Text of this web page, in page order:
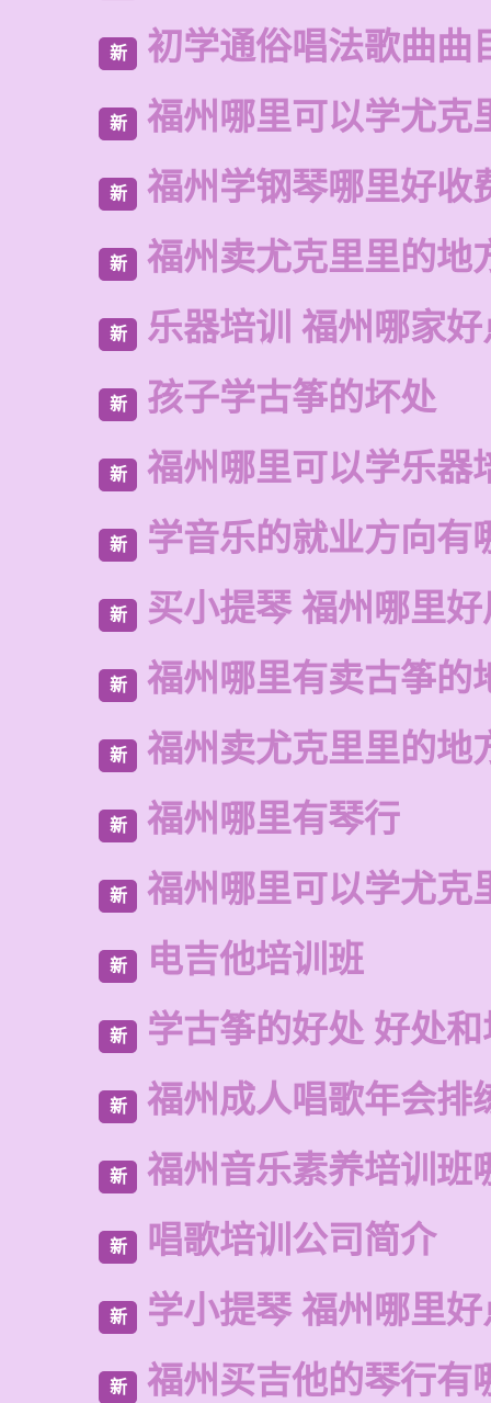
新 初学通俗唱法歌曲曲
新 福州哪里可以学尤克
新 福州学钢琴哪里好收
新 福州卖尤克里里的地
新 乐器培训 福州哪家
新 孩子学古筝的坏处
新 福州哪里可以学乐器
新 学音乐的就业方向有
新 买小提琴 福州哪里好
新 福州哪里有卖古筝的
新 福州卖尤克里里的地
新 福州哪里有琴行
新 福州哪里可以学尤克
新 电吉他培训班
新 学古筝的好处 好处
新 福州成人唱歌年会排
新 福州音乐素养培训班
新 唱歌培训公司简介
新 学小提琴 福州哪里好
新 福州买吉他的琴行有